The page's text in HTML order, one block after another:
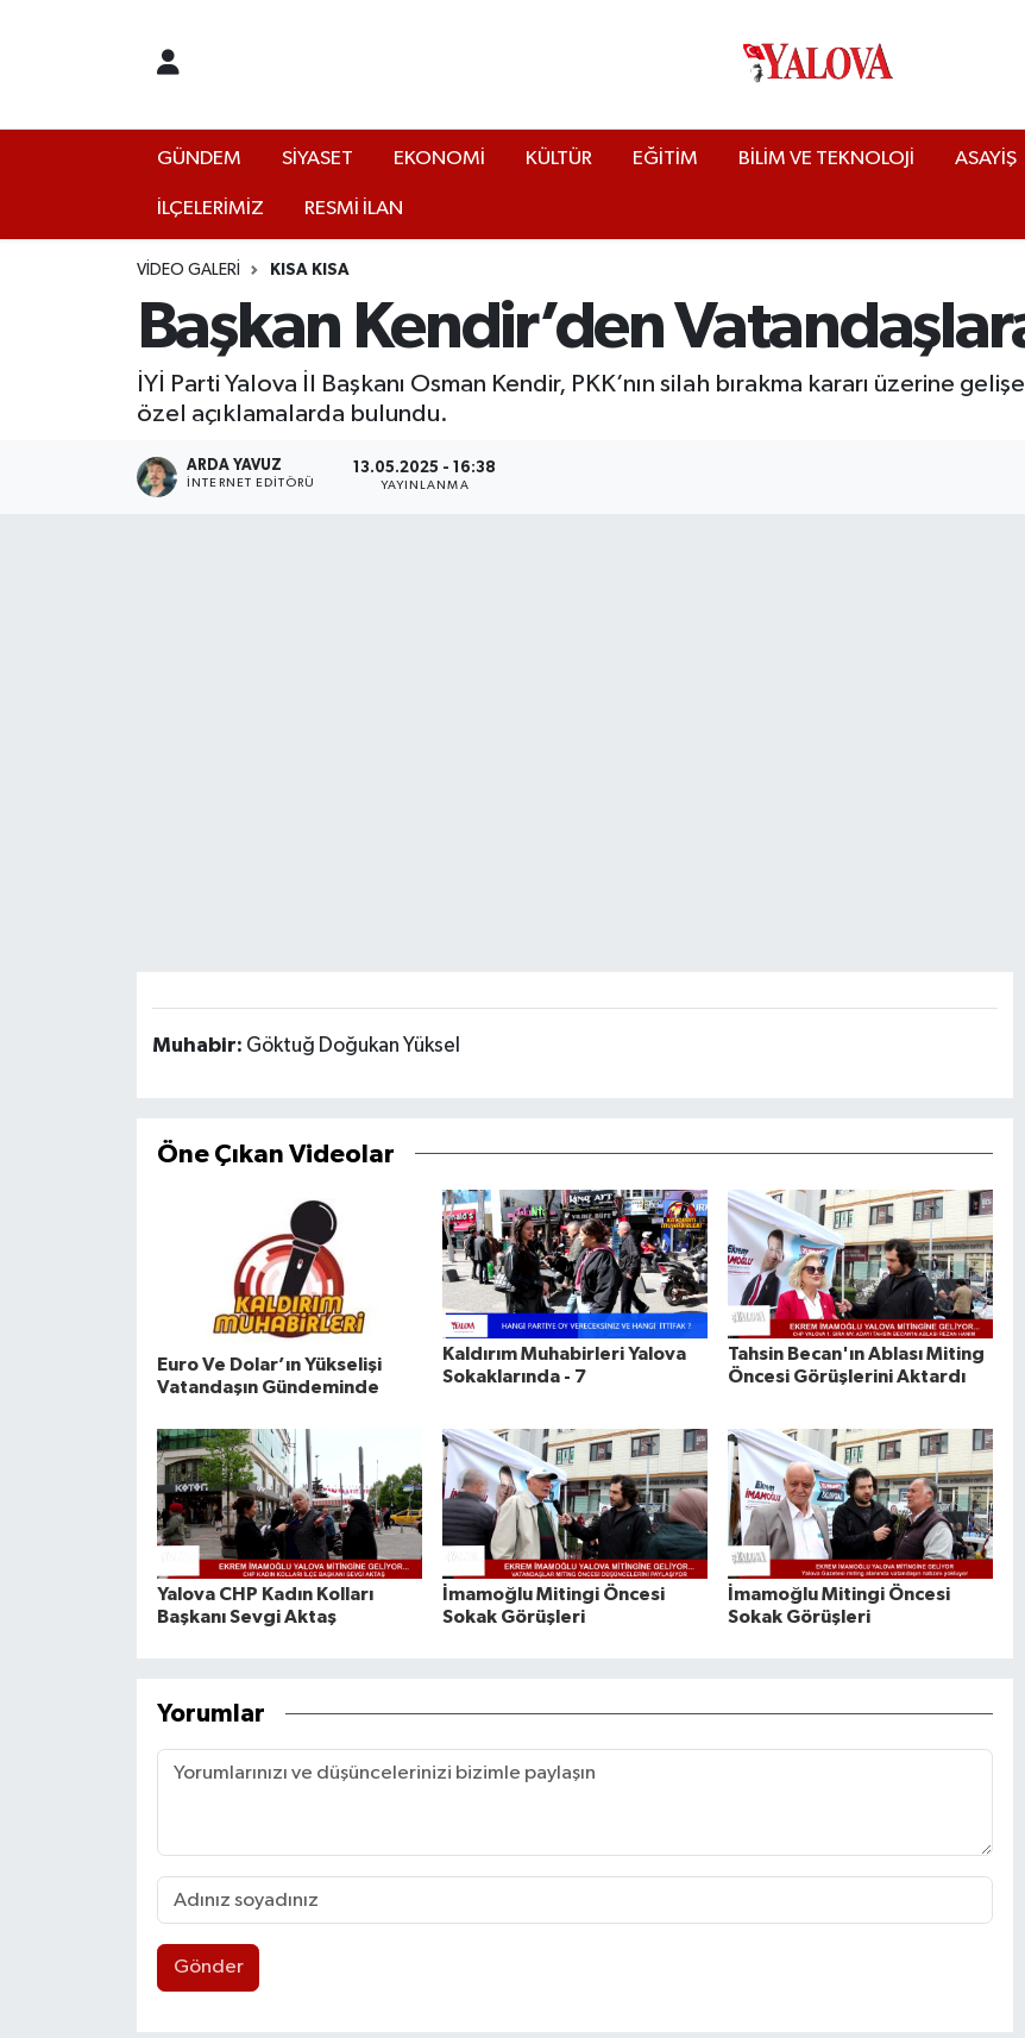
GÜNDEM SİYASET EKONOMİ KÜLTÜR EĞİTİM BİLİM VE TEKNOLOJİ ASAYİŞ
İLÇELERİMİZ RESMİ İLAN
VIDEO GALERI KISA KISA
Başkan Kendir’den
İYİ Parti Yalova İl Başkanı Osman Kendir, PKK’nın silah bırakma kararı üzerine
özel açıklamalarda bulundu.
ARDA YAVUZ
İNTERNET EDITÖRÜ
13.05.2025 - 16:38
YAYINLANMA
Muhabir: Göktuğ Doğukan Yüksel
Öne Çıkan Videolar
Euro Ve Dolar’ın Yükselişi
Vatandaşın Gündeminde
Kaldırım Muhabirleri Yalova
Sokaklarında - 7
Tahsin Becan'ın Ablası Miting
Öncesi Görüşlerini Aktardı
Yalova CHP Kadın Kolları
Başkanı Sevgi Aktaş
İmamoğlu Mitingi Öncesi
Sokak Görüşleri
İmamoğlu Mitingi Öncesi
Sokak Görüşleri
Yorumlar
Gönder
EKONOMİ
KÜLTÜR
BİLİM VE TEKNOLOJİ
Yalova Hava Durumu
Yalova Namaz Vakitleri
Yalova Trafik Yoğunluk Haritası
Puan Durumu ve Fikstür
Tüm Manşetler
Son Dakika Haberleri